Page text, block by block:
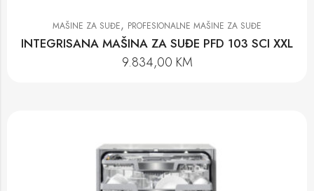
MAŠINE ZA SUĐE, PROFESIONALNE MAŠINE ZA SUĐE
INTEGRISANA MAŠINA ZA SUĐE PFD 103 SCI XXL
9.834,00 KM